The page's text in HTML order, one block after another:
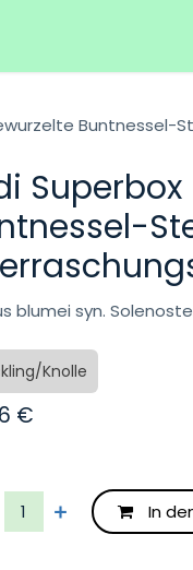
Buntnessel-
blumei syn.
Knolle
€
In